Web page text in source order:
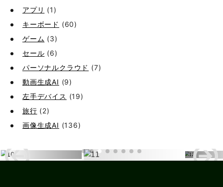
アプリ (1)
キーボード (60)
ゲーム (3)
セール (6)
パーソナルクラウド (7)
動画生成AI (9)
左手デバイス (19)
旅行 (2)
画像生成AI (136)